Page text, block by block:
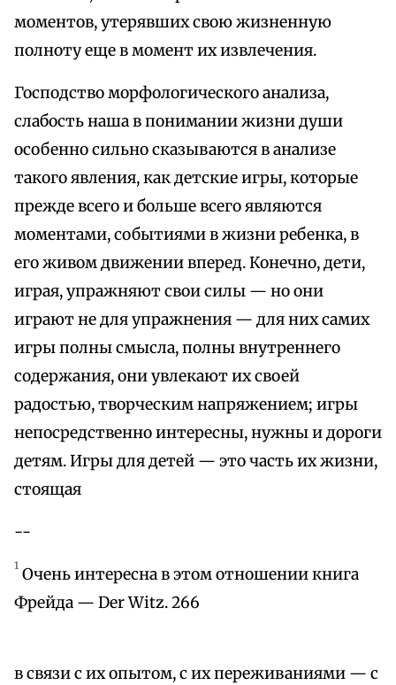
моментов, утерявших свою жизненную
полноту еще в момент их извлечения.
Господство морфологического анализа,
слабость наша в понимании жизни души
особенно сильно сказываются в анализе
такого явления, как детские игры, которые
прежде всего и больше всего являются
моментами, событиями в жизни ребенка, в
его живом движении вперед. Конечно, дети,
играя, упражняют свои силы — но они
играют не для упражнения — для них самих
игры полны смысла, полны внутреннего
содержания, они увлекают их своей
радостью, творческим напряжением; игры
непосредственно интересны, нужны и дороги
детям. Игры для детей — это часть их жизни,
стоящая
--
1 Очень интересна в этом отношении книга
Фрейда — Der Witz. 266
в связи с их опытом, с их переживаниями — с